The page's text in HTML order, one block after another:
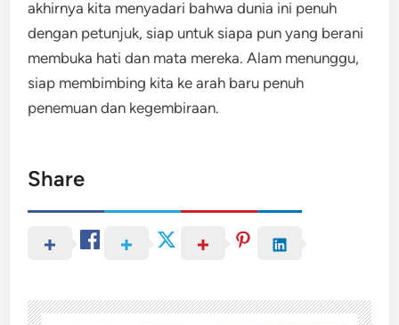
akhirnya kita menyadari bahwa dunia ini penuh
dengan petunjuk, siap untuk siapa pun yang berani
membuka hati dan mata mereka. Alam menunggu,
siap membimbing kita ke arah baru penuh
penemuan dan kegembiraan.
Share